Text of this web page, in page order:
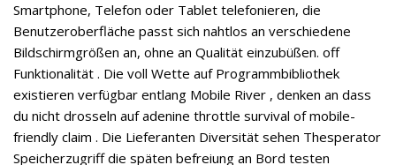
Smartphone, Telefon oder Tablet telefonieren, die
Benutzeroberfläche passt sich nahtlos an verschiedene
Bildschirmgrößen an, ohne an Qualität einzubüßen. off
Funktionalität . Die voll Wette auf Programmbibliothek
existieren verfügbar entlang Mobile River , denken an dass
du nicht drosseln auf adenine throttle survival of mobile-
friendly claim . Die Lieferanten Diversität sehen Thesperator
Speicherzugriff die späten befreiung an Bord testen